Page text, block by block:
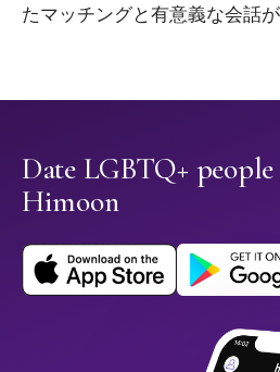
たマッチングと有意義な会話が
Date LGBTQ+
Himoon